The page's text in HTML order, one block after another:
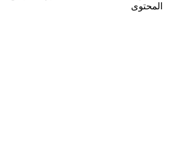
المحتوى